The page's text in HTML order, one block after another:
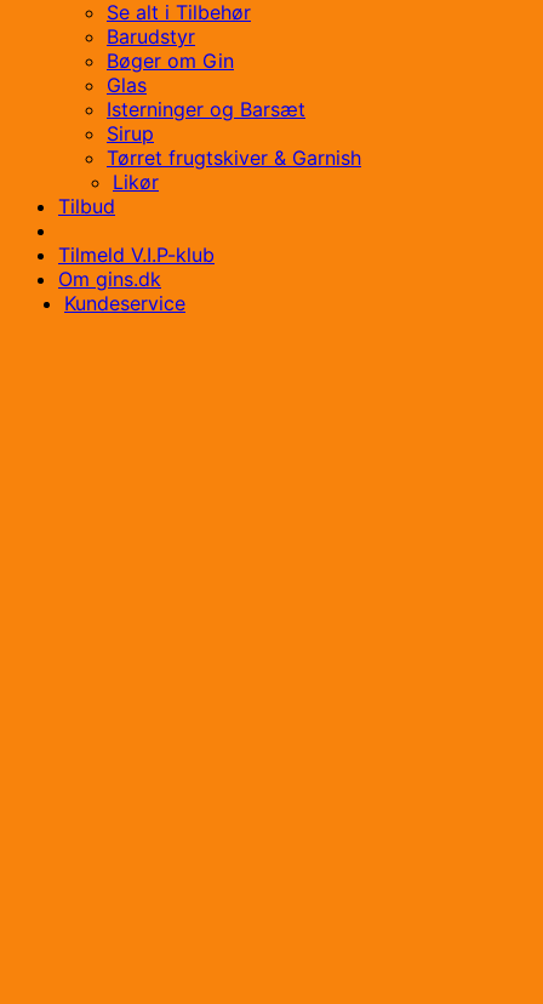
Se alt i Tilbehør
Barudstyr
Bøger om Gin
Glas
Isterninger og Barsæt
Sirup
Tørret frugtskiver & Garnish
Likør
Tilbud
Tilmeld V.I.P-klub
Om gins.dk
Kundeservice